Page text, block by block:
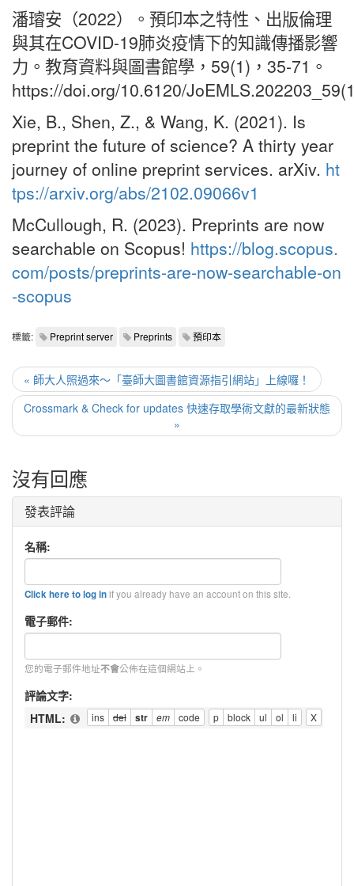
潘璿安（2022）。預印本之特性、出版倫理
與其在COVID-19肺炎疫情下的知識傳播影響
力。教育資料與圖書館學，59(1)，35-71。
https://doi.org/10.6120/
Xie, B., Shen, Z., & Wang, K. (2021). Is
preprint the future of science? A thirty year
journey of online preprint services. arXiv. ht
tps://arxiv.org/abs/2102.09066v1
McCullough, R. (2023). Preprints are now
searchable on Scopus! https://blog.scopus.
com/posts/preprints-are-now-searchable-on
-scopus
標籤: Preprint server Preprints 預印本
« 師大人照過來～「臺師大圖書館資源指引網站」上線囉！
Crossmark & Check for updates 快速存取學術文獻的最新狀態
»
沒有回應
發表評論
名稱:
Click here to log inif you already have an account on this site.
電子郵件:
您的電子郵件地址不會公佈在這個網站上。
評論文字:
HTML: